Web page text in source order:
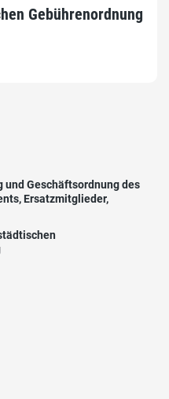
Gebührenordnung
und Geschäftsordnung des
Ersatzmitglieder,